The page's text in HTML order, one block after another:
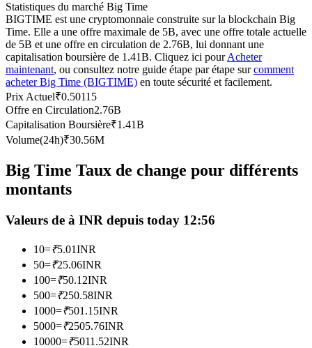
Copie de Trading
Rejoignez les meilleurs traders
Devenez un trader de copie
Profitez du partage des bénéfices et des commissions de copy
trading
Statistiques du marché Big Time
BIGTIME est une cryptomonnaie construite sur la blockchain Big
Time. Elle a une offre maximale de 5B, avec une offre totale actuelle
de 5B et une offre en circulation de 2.76B, lui donnant une
capitalisation boursière de 1.41B. Cliquez ici pourAcheter
maintenant, ou consultez notre guide étape par étape surcomment
acheter Big Time (BIGTIME) en toute sécurité et facilement.
Prix Actuel₹0.50115
Offre en Circulation2.76B
Capitalisation Boursière₹1.41B
Volume(24h)₹30.56M
Big Time Taux de change pour différents
montants
Valeurs de à INR depuis today 12:56
10=₹5.01INR
50=₹25.06INR
100=₹50.12INR
500=₹250.58INR
1000=₹501.15INR
5000=₹2505.76INR
10000=₹5011.52INR